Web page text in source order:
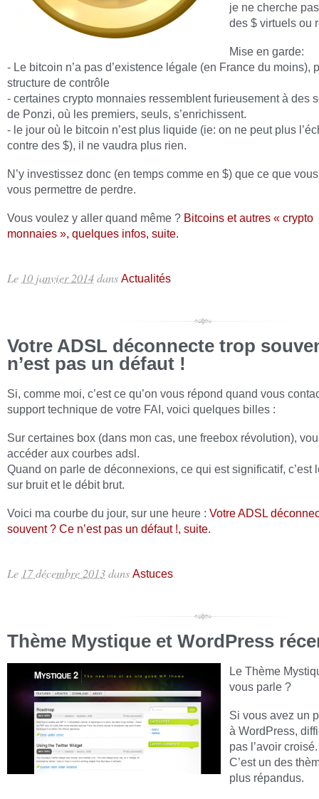
je ne cherche
des $ virtuels ou
Mise en garde:
- Le bitcoin n’a pas d’existence légale (en France du moins),
structure de contrôle
- certaines crypto monnaies ressemblent furieusement à des
de Ponzi, où les premiers, seuls, s’enrichissent.
- le jour où le bitcoin n’est plus liquide (ie: on ne peut plus
contre des $), il ne vaudra plus rien.
N’y investissez donc (en temps comme en $) que ce que
vous permettre de perdre.
Vous voulez y aller quand même ? Bitcoins et autres « crypto
monnaies », quelques infos, suite.
Le 10 janvier 2014dans Actualités
Votre ADSL déconnecte trop
n’est pas un défaut !
Si, comme moi, c’est ce qu’on vous répond quand vous
support technique de votre FAI, voici quelques billes :
Sur certaines box (dans mon cas, une freebox révolution),
accéder aux courbes adsl.
Quand on parle de déconnexions, ce qui est significatif, c’est
sur bruit et le débit brut.
Voici ma courbe du jour, sur une heure : Votre ADSL
souvent ? Ce n’est pas un défaut !, suite.
Le 17 décembre 2013dans Astuces
Thème Mystique et WordPress
Le Thème
vous parle ?
Si vous avez un
à WordPress,
pas l’avoir croisé.
C’est un des
plus répandus.